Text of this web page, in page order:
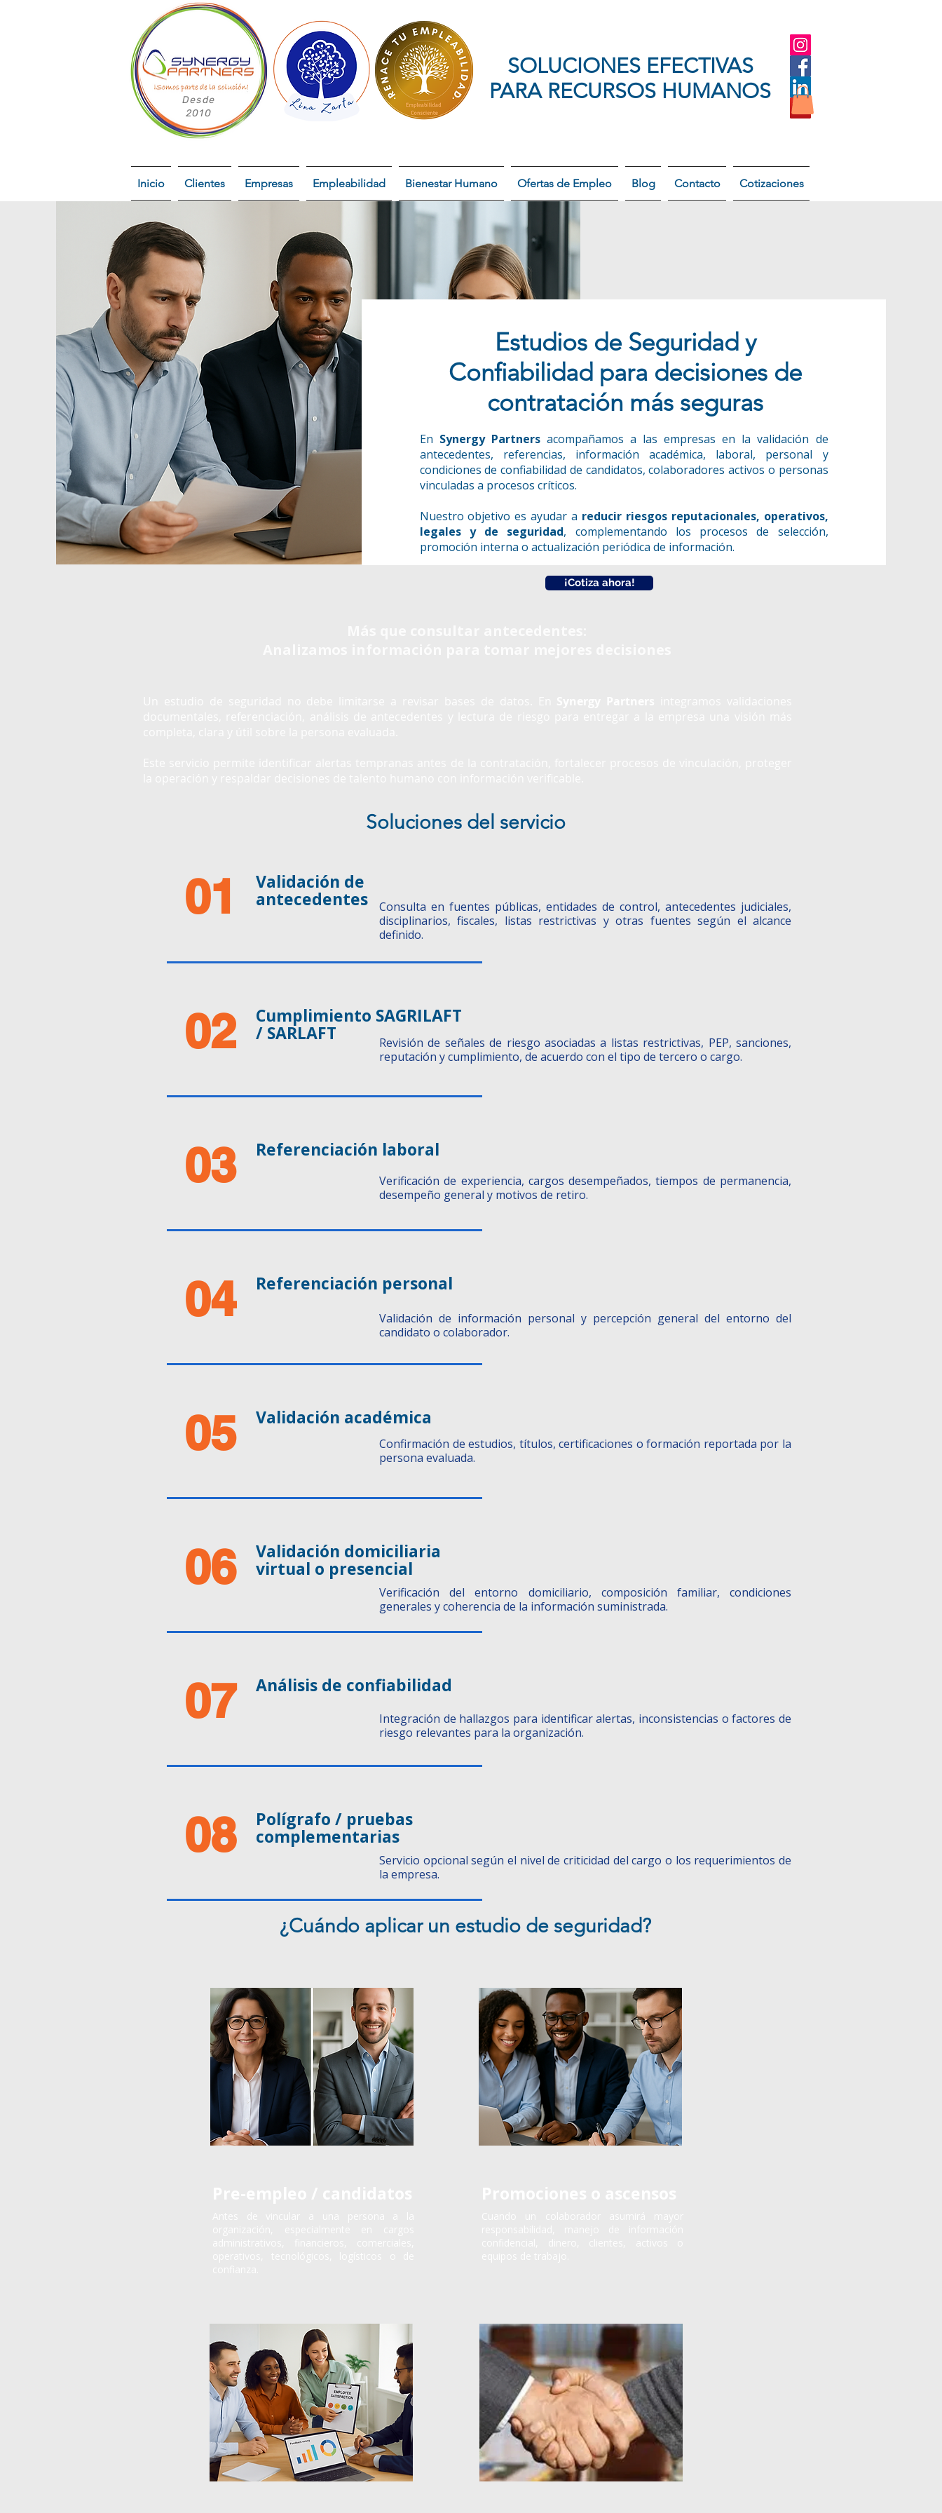
Desde
2010
SOLUCIONES EFECTIVAS
PARA RECURSOS HUMANOS
Inicio Clientes Empresas Empleabilidad Bienestar Humano Ofertas de Empleo Blog Contacto Cotizaciones
Estudios de Seguridad y
Confiabilidad para decisiones de
contratación más seguras
En Synergy Partnersacompañamos a las empresas en la validación de
antecedentes, referencias, información académica, laboral, personal y
condiciones de confiabilidad de candidatos, colaboradores activos o personas
vinculadas a procesos críticos.
Nuestro objetivo es ayudar a reducir riesgos reputacionales, operativos,
legales y de seguridad, complementando los procesos de selección,
promoción interna o actualización periódica de información.
¡Cotiza ahora!
Soluciones del servicio
01 Validación de
antecedentes
02 Cumplimiento SAGRILAFT
/ SARLAFT
03 Referenciación laboral
04 Referenciación personal
05 Validación académica
06 Validación domiciliaria
virtual o presencial
07 Análisis de confiabilidad
08 Polígrafo / pruebas
complementarias
Consulta en fuentes públicas, entidades de control, antecedentes judiciales,
disciplinarios, fiscales, listas restrictivas y otras fuentes según el alcance
definido.
Revisión de señales de riesgo asociadas a listas restrictivas, PEP, sanciones,
reputación y cumplimiento, de acuerdo con el tipo de tercero o cargo.
Verificación de experiencia, cargos desempeñados, tiempos de permanencia,
desempeño general y motivos de retiro.
Validación de información personal y percepción general del entorno del
candidato o colaborador.
Confirmación de estudios, títulos, certificaciones o formación reportada por la
persona evaluada.
Verificación del entorno domiciliario, composición familiar, condiciones
generales y coherencia de la información suministrada.
Integración de hallazgos para identificar alertas, inconsistencias o factores de
riesgo relevantes para la organización.
Servicio opcional según el nivel de criticidad del cargo o los requerimientos de
la empresa.
¿Cuándo aplicar un estudio de seguridad?